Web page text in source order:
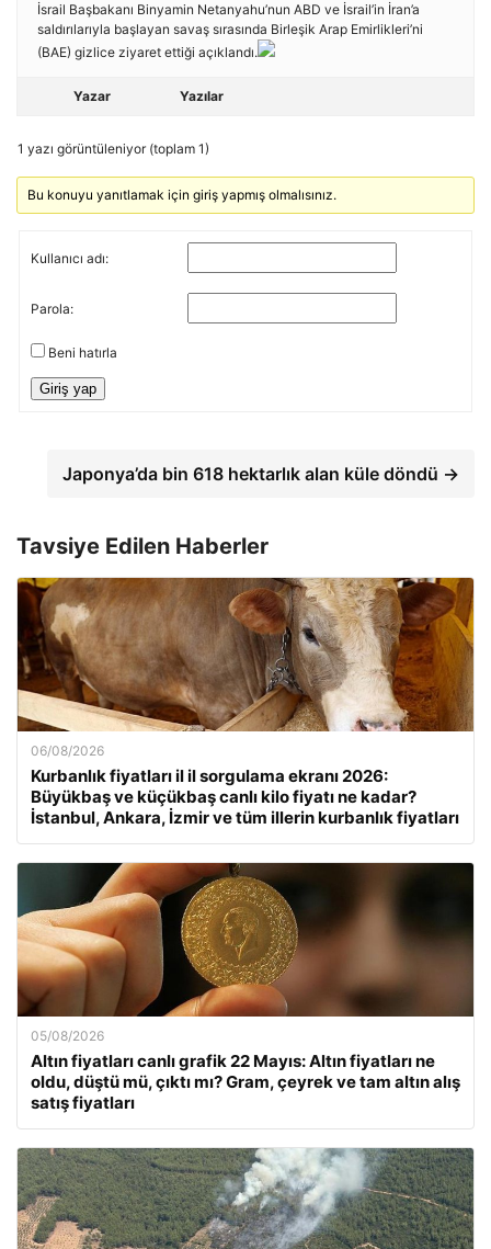
İsrail Başbakanı Binyamin Netanyahu’nun ABD ve İsrail’in İran’a
saldırılarıyla başlayan savaş sırasında Birleşik Arap Emirlikleri’ni
(BAE) gizlice ziyaret ettiği açıklandı.
Yazar Yazılar
1 yazı görüntüleniyor (toplam 1)
Bu konuyu yanıtlamak için giriş yapmış olmalısınız.
Kullanıcı adı:
Parola:
Beni hatırla
Giriş yap
Japonya’da bin 618 hektarlık alan küle döndü →
Tavsiye Edilen Haberler
06/08/2026
Kurbanlık fiyatları il il sorgulama ekranı 2026:
Büyükbaş ve küçükbaş canlı kilo fiyatı ne kadar?
İstanbul, Ankara, İzmir ve tüm illerin kurbanlık fiyatları
05/08/2026
Altın fiyatları canlı grafik 22 Mayıs: Altın fiyatları ne
oldu, düştü mü, çıktı mı? Gram, çeyrek ve tam altın alış
satış fiyatları